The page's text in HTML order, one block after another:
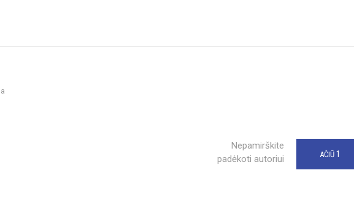
Nepamirškite
padėkoti autoriui
AČIŪ 1